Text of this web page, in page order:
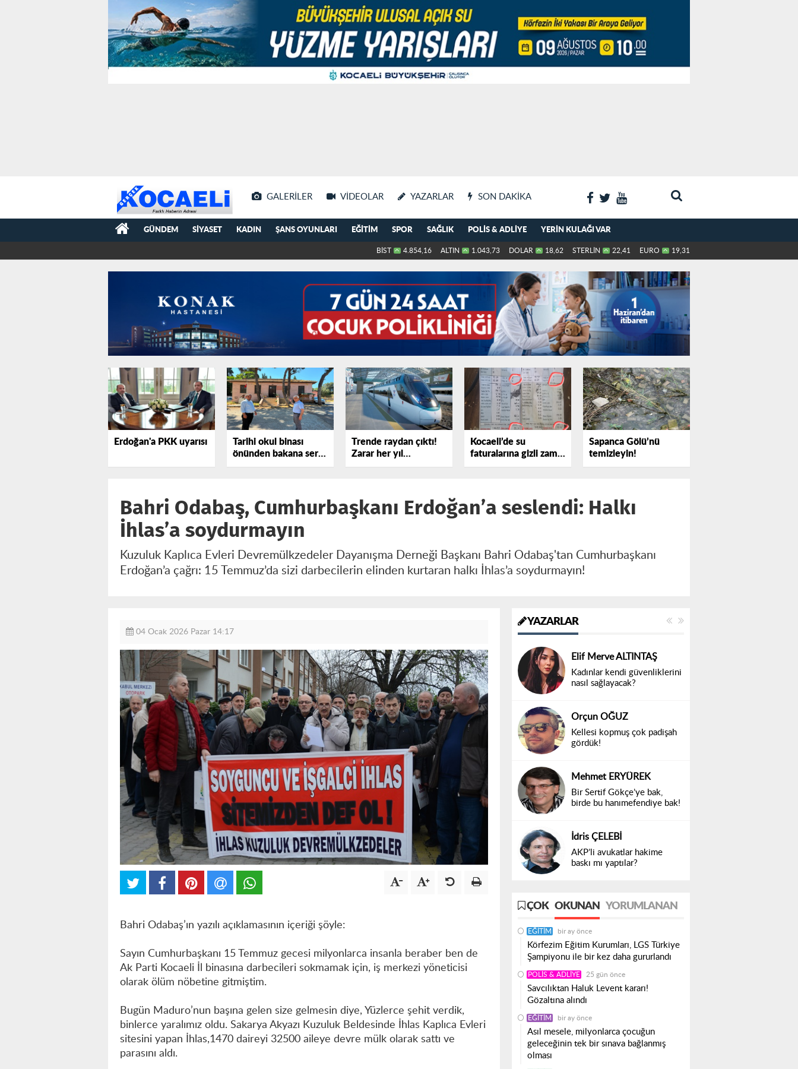
GALERILER VIDEOLAR YAZARLAR SON DAKIKA
GÜNDEM SIYASET KADIN ŞANS OYUNLARI EĞITIM SPOR SAĞLIK POLIS & ADLIYE YERIN KULAĞI VAR
BİST 4.854,16 ALTIN 1.043,73 DOLAR 18,62 STERLİN 22,41 EURO 19,31
Erdoğan'a PKK uyarısı
Tarihi okul binası
önünden bakana sert
tepki gösterdi!
Trende raydan çıktı!
Zarar her yıl
katlanıyor
Kocaeli’de su
faturalarına gizli zam
iddiası
Sapanca Gölü’nü
temizleyin!
Bahri Odabaş, Cumhurbaşkanı Erdoğan’a seslendi: Halkı
İhlas’a soydurmayın
Kuzuluk Kaplıca Evleri Devremülkzedeler Dayanışma Derneği Başkanı Bahri Odabaş'tan Cumhurbaşkanı
Erdoğan’a çağrı: 15 Temmuz’da sizi darbecilerin elinden kurtaran halkı İhlas’a soydurmayın!
04 Ocak 2026 Pazar 14:17
Bahri Odabaş’ın yazılı açıklamasının içeriği şöyle:
Sayın Cumhurbaşkanı 15 Temmuz gecesi milyonlarca insanla beraber ben de
Ak Parti Kocaeli İl binasına darbecileri sokmamak için, iş merkezi yöneticisi
olarak ölüm nöbetine gitmiştim.
Bugün Maduro’nun başına gelen size gelmesin diye, Yüzlerce şehit verdik,
binlerce yaralımız oldu. Sakarya Akyazı Kuzuluk Beldesinde İhlas Kaplıca Evleri
sitesini yapan İhlas,1470 daireyi 32500 aileye devre mülk olarak sattı ve
parasını aldı.
YAZARLAR
Elif Merve ALTINTAŞ
Kadınlar kendi güvenliklerini
nasıl sağlayacak?
Orçun OĞUZ
Kellesi kopmuş çok padişah
gördük!
Mehmet ERYÜREK
Bir Sertif Gökçe’ye bak,
birde bu hanımefendiye bak!
İdris ÇELEBİ
AKP’li avukatlar hakime
baskı mı yaptılar?
ÇOK OKUNAN YORUMLANAN
EĞITIM bir ay önce
Körfezim Eğitim Kurumları, LGS Türkiye
Şampiyonu ile bir kez daha gururlandı
POLIS & ADLIYE 25 gün önce
Savcılıktan Haluk Levent kararı!
Gözaltına alındı
EĞITIM bir ay önce
Asıl mesele, milyonlarca çocuğun
geleceğinin tek bir sınava bağlanmış
olması